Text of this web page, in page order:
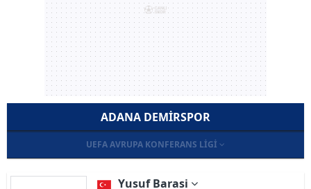
ADANA DEMIRSPOR
UEFA AVRUPA KONFERANS LIGI
Yusuf Barasi